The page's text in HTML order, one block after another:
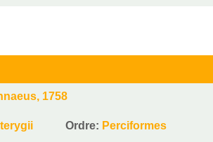
1758
Ordre: Perciformes